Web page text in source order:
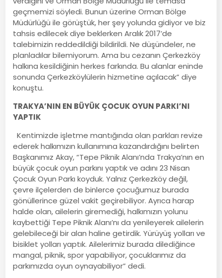
geçmemizi söyledi. Bunun üzerine Orman Bölge
Müdürlüğü ile görüştük, her şey yolunda gidiyor ve biz
tahsis edilecek diye beklerken Aralık 2017’de
talebimizin reddedildiği bildirildi. Ne düşündeler, ne
planladılar bilemiyorum. Ama bu cezanın Çerkezköy
halkına kesildiğinin herkes farkında. Bu alanlar eninde
sonunda Çerkezköylülerin hizmetine açılacak” diye
konuştu.
TRAKYA’NIN EN BÜYÜK ÇOCUK OYUN PARKI’NI
YAPTIK
Kentimizde işletme mantığında olan parkları revize
ederek halkımızın kullanımına kazandırdığını belirten
Başkanımız Akay, “Tepe Piknik Alanı’nda Trakya’nın en
büyük çocuk oyun parkını yaptık ve adını 23 Nisan
Çocuk Oyun Parkı koyduk. Yalnız Çerkezköy değil,
çevre ilçelerden de binlerce çocuğumuz burada
gönüllerince güzel vakit geçirebiliyor. Ayrıca harap
halde olan, ailelerin giremediği, halkımızın yolunu
kaybettiği Tepe Piknik Alanı’nı da yenileyerek ailelerin
gelebileceği bir alan haline getirdik. Yürüyüş yolları ve
bisiklet yolları yaptık. Ailelerimiz burada dilediğince
mangal, piknik, spor yapabiliyor, çocuklarımız da
parkımızda oyun oynayabiliyor” dedi.